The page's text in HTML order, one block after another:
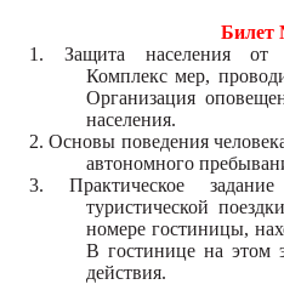
Билет
1. Защита населения от
Комплекс мер,
Организация
населения.
2. Основы поведения
автономного
3. Практическое
туристической
номере гостиницы,
В гостинице на этом
действия.